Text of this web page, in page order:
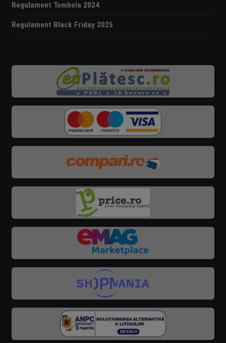
Regulament Tombola 2024
Regulament Black Friday 2025